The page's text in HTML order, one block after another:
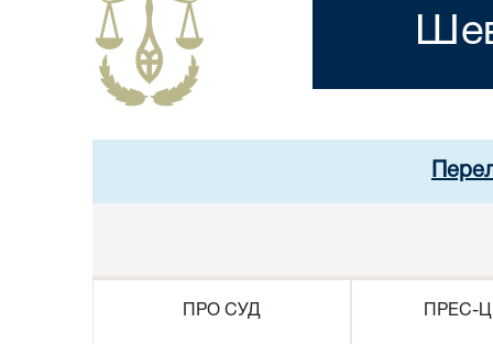
ПРО СУД ПРЕС-